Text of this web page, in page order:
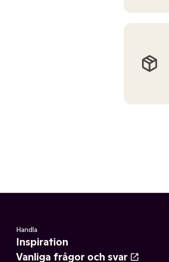
Handla
Inspiration
Vanliga frågor och svar